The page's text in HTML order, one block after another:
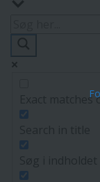
Exact matches